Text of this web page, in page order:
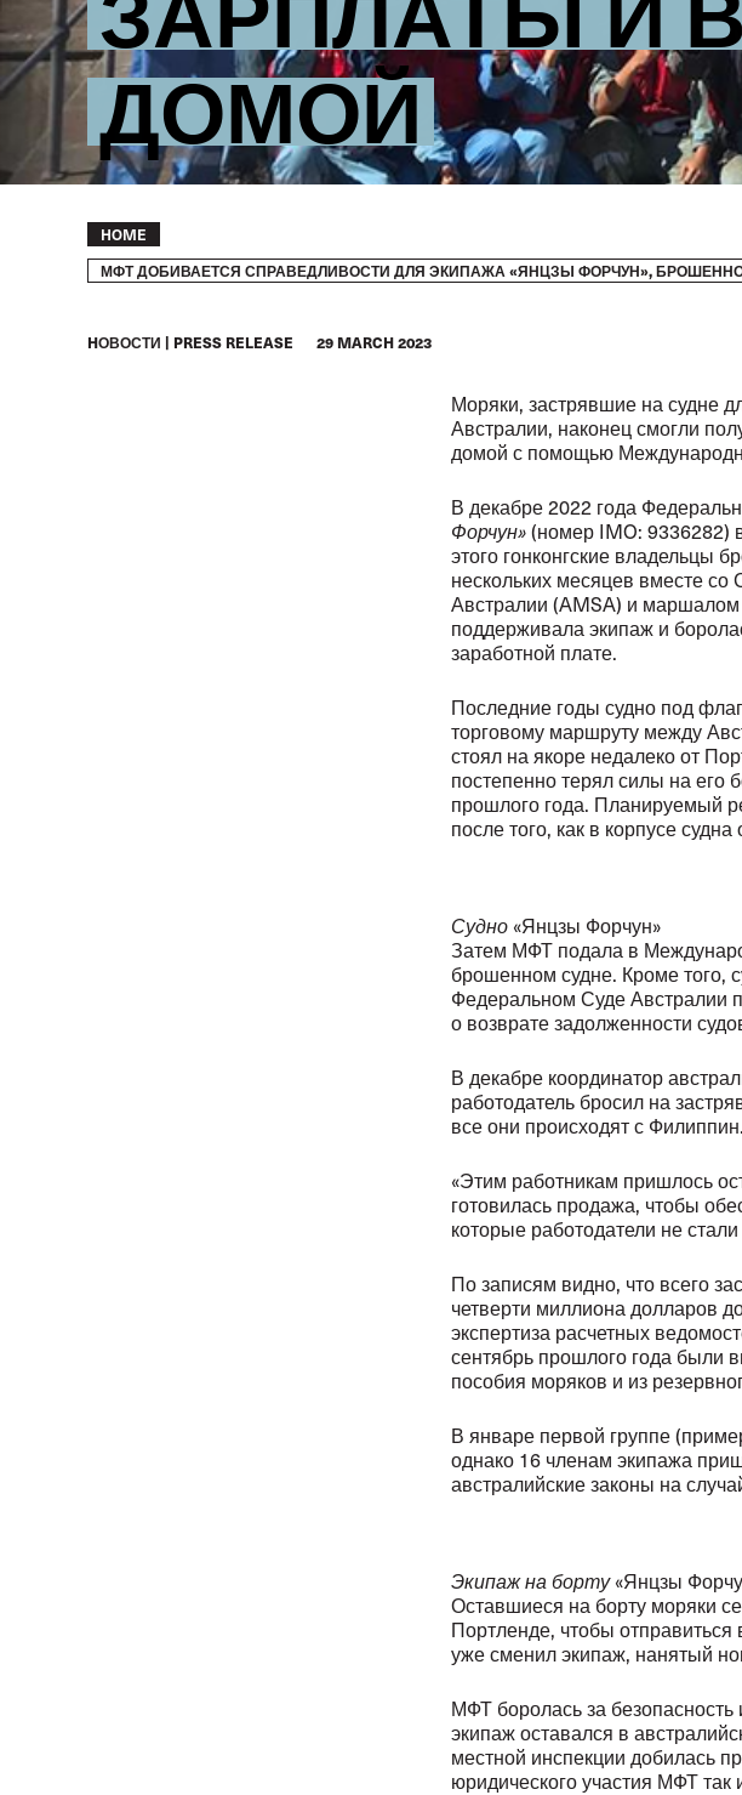
ДОМОЙ
Breadcrumb
HOME
МФТ ДОБИВАЕТСЯ СПРАВЕДЛИВОСТИ ДЛЯ ЭКИПАЖА «ЯНЦЗЫ ФОРЧУН»,
HОВОСТИ PRESS RELEASE 29 MARCH 2023
Моряки, застрявшие на судне
Австралии, наконец смогли
домой с помощью
В декабре 2022 года
Форчун»(номер IMO: 9336282)
этого гонконгские владельцы
нескольких месяцев вместе
Австралии (AMSA) и
поддерживала экипаж и
заработной плате.
Последние годы судно под
торговому маршруту между
стоял на якоре недалеко от
постепенно терял силы на его
прошлого года. Планируемый
после того, как в корпусе
Судно «Янцзы Форчун»
Затем МФТ подала в
брошенном судне. Кроме того,
Федеральном Суде Австралии
о возврате задолженности
В декабре координатор
работодатель бросил на
все они происходят с Филиппин.
«Этим работникам пришлось
готовилась продажа, чтобы
которые работодатели не
По записям видно, что всего
четверти миллиона долларов
экспертиза расчетных
сентябрь прошлого года были
пособия моряков и из
В январе первой группе
однако 16 членам экипажа
австралийские законы на
Экипаж на борту«Янцзы
Оставшиеся на борту моряки
Портленде, чтобы
уже сменил экипаж, нанятый
МФТ боролась за
экипаж оставался в
местной инспекции добилась
юридического участия МФТ